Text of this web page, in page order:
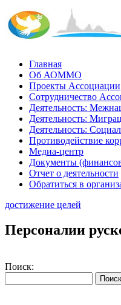
Главная
Об АОММО
Проекты Ассоциации
Сотрудничество
Деятельность:
Деятельность:
Деятельность:
Противодействие
Медиа-центр
Документы
Отчет о деятельности
Обратиться в
достижение целей
Персоналии
Поиск: